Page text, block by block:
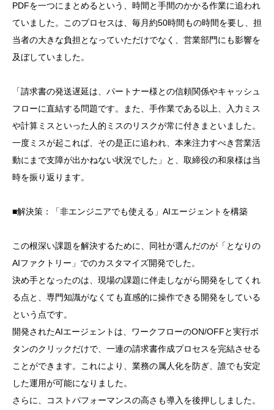
PDFを一つにまとめるという、時間と手間のかかる作業に追われ
ていました。このプロセスは、 毎月約50時間もの時間を要し、担
当者の大きな負担となっていただけでなく、営業部門にも影響を
及ぼしていました。
「請求書の発送遅延は、パートナー様との信頼関係やキャッシュ
フローに直結する問題です。また、手作業である以上、
入力ミス
や計算ミスといった人的ミスのリスクが常に付きまといました。
一度ミスが起これば、その是正に追われ、本来注力すべき営業活
動にまで支障が出かねない状況でした」と、 取締役の和泉様は当
時を振り返ります。
■解決策：「非エンジニアでも使える」AIエージェントを構築
この根深い課題を解決するために、同社が選んだのが「となりの
AIファクトリー」でのカスタマイズ開発でした。
決め手となったのは、現場の課題に伴走しながら開発をしてくれ
る点と、 専門知識がなくても直感的に操作できる開発をしている
という点です。
開発されたAIエージェントは、ワークフローのON/OFFと実行ボ
タンのクリックだけで、一連の請求書作成プロセスを完結させる
ことができます。これにより、業務の属人化を防ぎ、誰でも安定
した運用が可能になりました。
さらに、コストパフォーマンスの高さも導入を後押ししました。